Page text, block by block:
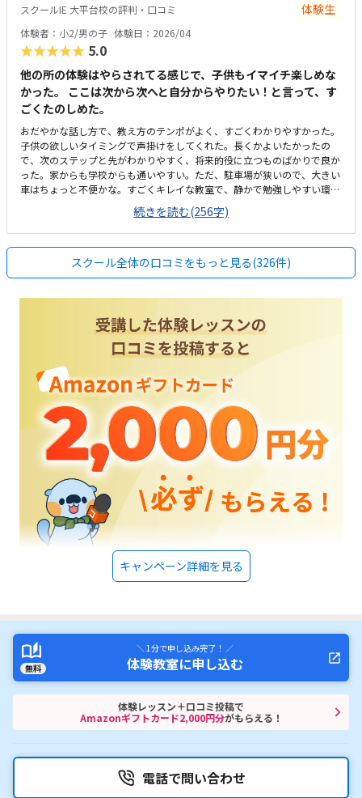
スクールIE 大平台校の評判・口コミ 体験生
体験者：小2/男の子 体験日：2026/04
★★★★★ 5.0
他の所の体験はやらされてる感じで、子供もイマイチ楽しめな
かった。 ここは次から次へと自分からやりたい！と言って、す
ごくたのしめた。
おだやかな話し方で、教え方のテンポがよく、すごくわかりやすかった。
子供の欲しいタイミングで声掛けをしてくれた。長くかよいたかったの
で、次のステップと先がわかりやすく、将来的役に立つものばかりで良か
った。家からも学校からも通いやすい。ただ、駐車場が狭いので、大きい
車はちょっと不便かな。すごくキレイな教室で、静かで勉強しやすい環境
だった。椅子も机も玄関もキレイだった。先行投資だと思ってます。ちょ
っと高め。半年に一回またお金がまとまってかかるのは、痛いかな。教え
方のテンポがちょうどよく、子供がすごく楽しめました。
続きを読む(256字)
スクール全体の口コミをもっと見る(326件)
キャンペーン詳細を見る
無料
＼ 1分で申し込み完了！ ／
体験教室に申し込む
体験レッスン＋口コミ投稿で
Amazonギフトカード2,000円分がもらえる！
電話で問い合わせ